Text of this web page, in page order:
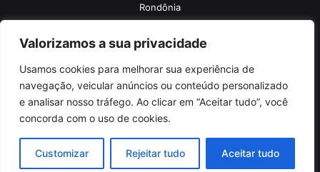
Valorizamos a sua privacidade
Usamos cookies para melhorar sua experiência de
navegação, veicular anúncios ou conteúdo personalizado
e analisar nosso tráfego. Ao clicar em “Aceitar tudo”, você
concorda com o uso de cookies.
Customizar Rejeitar tudo Aceitar tudo
Rondônia
Sobre o Concursos Rondônia
Siga nossas redes sociais
Web Stories Anuncie
Facebook
X PinterestLinkedinYouTubeInstagramTelegramTikTok
WhatsApp